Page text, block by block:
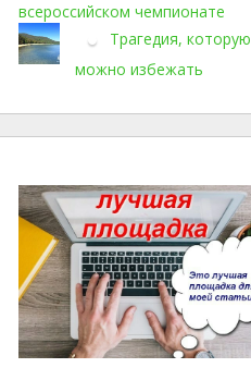
всероссийском чемпионате
Трагедия, которую
можно избежать